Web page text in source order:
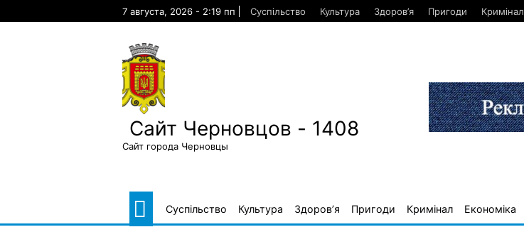
7 августа, 2026 - 2:19 пп Суспільство Культура Здоров’я Пригоди Кримінал
Сайт Черновцов - 1408
Сайт города Черновцы
Суспільство Культура Здоров’я Пригоди Кримінал Економіка